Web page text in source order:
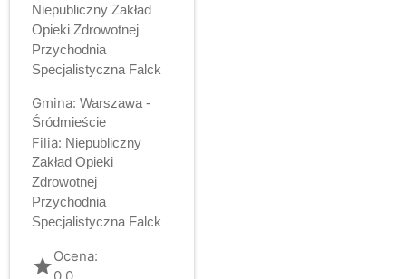
Niepubliczny Zakład
Opieki Zdrowotnej
Przychodnia
Specjalistyczna Falck
Gmina: Warszawa -
Śródmieście
Filia: Niepubliczny
Zakład Opieki
Zdrowotnej
Przychodnia
Specjalistyczna Falck
gradeOcena:
0.0